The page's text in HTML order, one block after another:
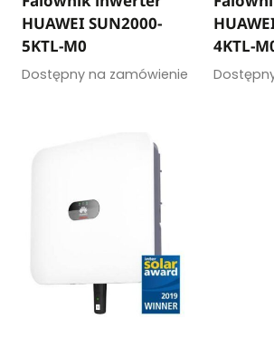
HUAWEI SUN2000-
5KTL-M0
Dostępny na zamówienie
4KTL-